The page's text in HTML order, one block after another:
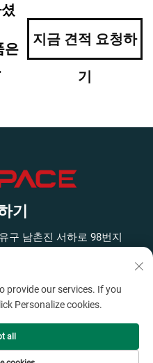
은
지금 견적 요청하
기
기
구 남촌진 서하로 98번지
형 장비 유한회사 판권 소유 -
- 그래
provide our services. If you
Personalize cookies.
all